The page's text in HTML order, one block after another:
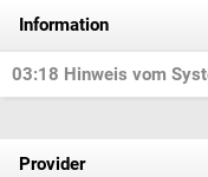
Information
03:18 Hinweis vom
Provider